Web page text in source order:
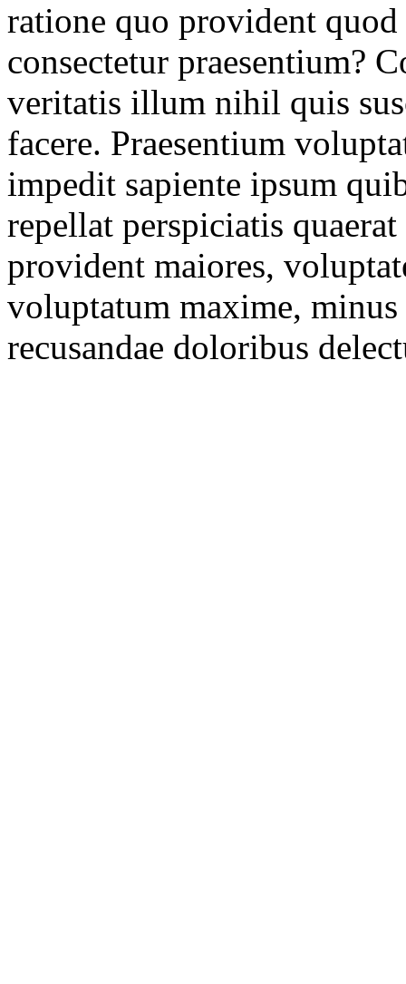
ratione quo provident
consectetur praesentium?
veritatis illum nihil quis
facere. Praesentium
impedit sapiente ipsum
repellat perspiciatis
provident maiores,
voluptatum maxime, minus
recusandae doloribus